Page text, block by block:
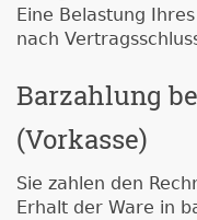
Eine Belastung
nach
Barzahlung
(Vorkasse)
Sie zahlen den
Erhalt der Ware in